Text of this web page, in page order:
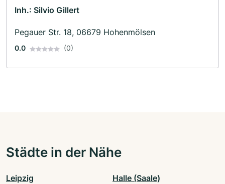
Inh.: Silvio Gillert
Pegauer Str. 18, 06679 Hohenmölsen
0.0 (0)
Städte in der Nähe
Leipzig Halle (Saale)